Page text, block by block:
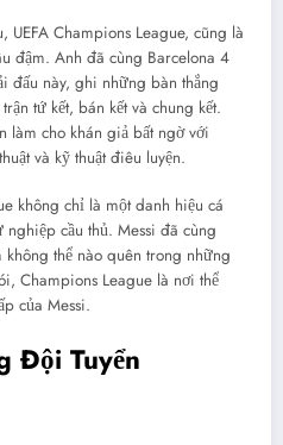
Champions League, cũng là
đậm. Anh đã cùng Barcelona 4
đấu này, ghi những bàn thắng
tứ kết, bán kết và chung kết.
làm cho khán giả bất ngờ với
và kỹ thuật điêu luyện.
không chỉ là một danh hiệu cá
cầu thủ. Messi đã cùng
thể nào quên trong những
Champions League là nơi thể
của Messi.
Đội Tuyển